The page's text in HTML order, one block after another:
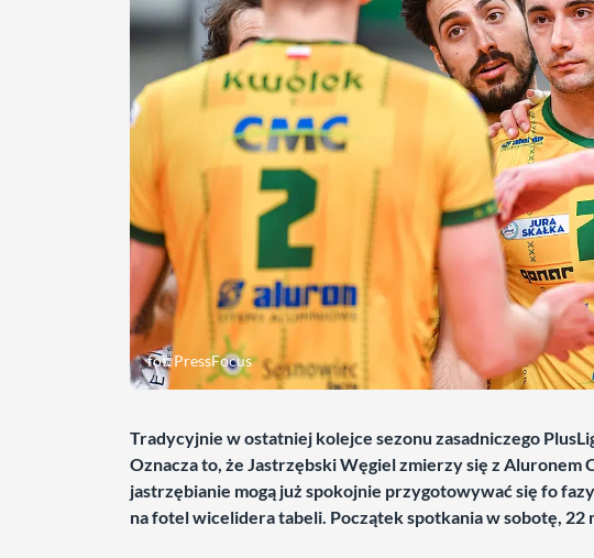
fot. PressFocus
Tradycyjnie w ostatniej kolejce sezonu zasadniczego
Oznacza to, że Jastrzębski Węgiel zmierzy się z Aluronem
jastrzębianie mogą już spokojnie przygotowywać się fo
na fotel wicelidera tabeli. Początek spotkania w sobotę, 22